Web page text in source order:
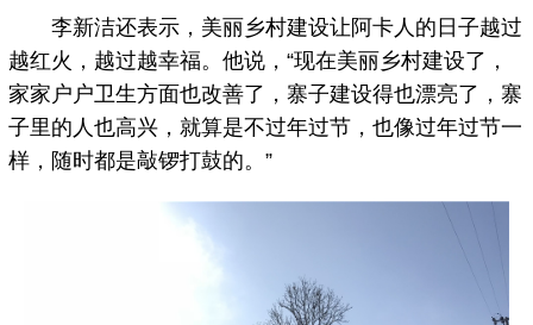
李新洁还表示，美丽乡村建设让阿卡人的日子越过
越红火，越过越幸福。他说，“现在美丽乡村建设了，
家家户户卫生方面也改善了，寨子建设得也漂亮了，寨
子里的人也高兴，就算是不过年过节，也像过年过节一
样，随时都是敲锣打鼓的。”